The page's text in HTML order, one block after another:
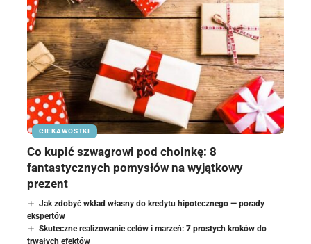
CIEKAWOSTKI
Co kupić szwagrowi pod choinkę: 8
fantastycznych pomysłów na wyjątkowy
prezent
Jak zdobyć wkład własny do kredytu hipotecznego — porady
ekspertów
Skuteczne realizowanie celów i marzeń: 7 prostych kroków do
trwałych efektów